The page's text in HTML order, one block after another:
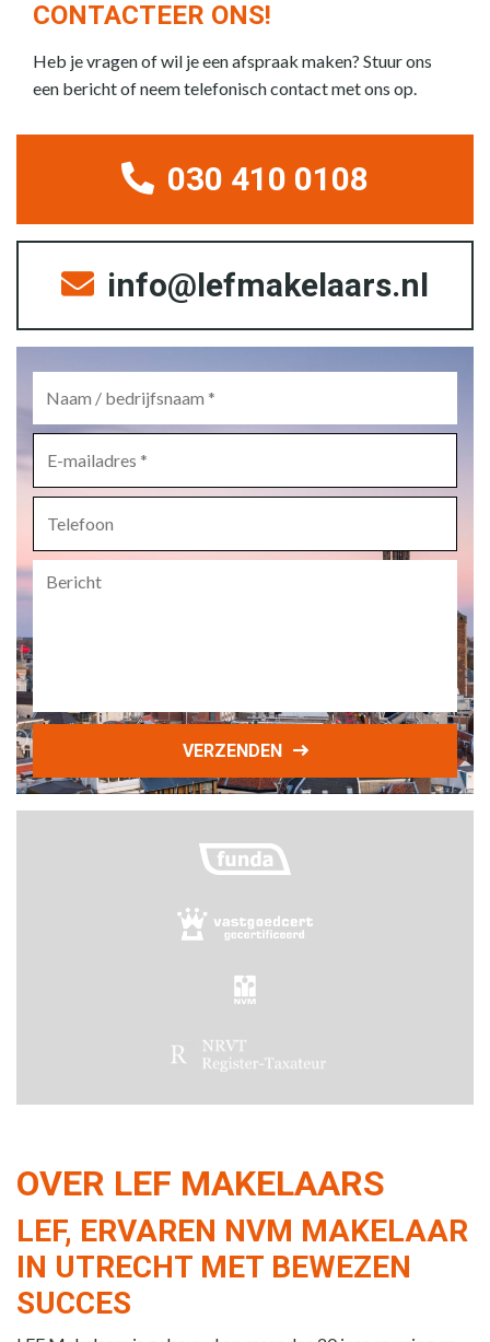
CONTACTEER ONS!
Heb je vragen of wil je een afspraak maken? Stuur ons
een bericht of neem telefonisch contact met ons op.
030 410 0108
info@lefmakelaars.nl
mailadres *
VERZENDEN
OVER LEF MAKELAARS
LEF, ERVAREN NVM MAKELAAR
IN UTRECHT MET BEWEZEN
SUCCES